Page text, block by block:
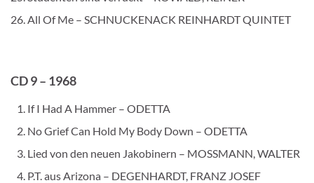
All Of Me – SCHNUCKENACK REINHARDT QUINTET
CD 9 – 1968
If I Had A Hammer – ODETTA
No Grief Can Hold My Body Down – ODETTA
Lied von den neuen Jakobinern – MOSSMANN, WALTER
P.T. aus Arizona – DEGENHARDT, FRANZ JOSEF